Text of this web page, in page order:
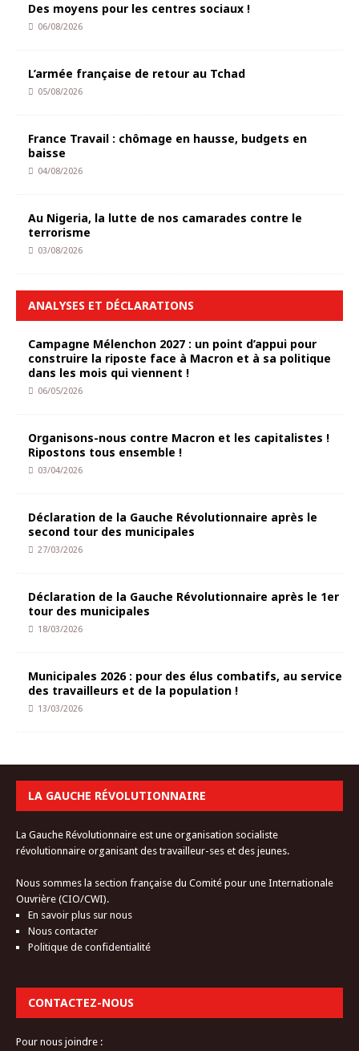
Des moyens pour les centres sociaux !
06/08/2026
L’armée française de retour au Tchad
05/08/2026
France Travail : chômage en hausse, budgets en
baisse
04/08/2026
Au Nigeria, la lutte de nos camarades contre le
terrorisme
03/08/2026
ANALYSES ET DÉCLARATIONS
Campagne Mélenchon 2027 : un point d’appui pour
construire la riposte face à Macron et à sa politique
dans les mois qui viennent !
06/05/2026
Organisons-nous contre Macron et les capitalistes !
Ripostons tous ensemble !
03/04/2026
Déclaration de la Gauche Révolutionnaire après le
second tour des municipales
27/03/2026
Déclaration de la Gauche Révolutionnaire après le 1er
tour des municipales
18/03/2026
Municipales 2026 : pour des élus combatifs, au service
des travailleurs et de la population !
13/03/2026
LA GAUCHE RÉVOLUTIONNAIRE
La Gauche Révolutionnaire est une organisation socialiste
révolutionnaire organisant des travailleur-ses et des jeunes.
Nous sommes la section française du Comité pour une Internationale
Ouvrière (CIO/CWI).
En savoir plus sur nous
Nous contacter
Politique de confidentialité
CONTACTEZ-NOUS
Pour nous joindre :